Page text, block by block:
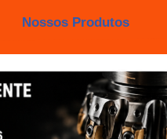
Nossos Produtos